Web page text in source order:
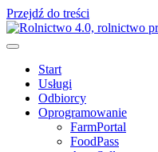
Przejdź do treści
Start
Usługi
Odbiorcy
Oprogramowanie
FarmPortal
FoodPass